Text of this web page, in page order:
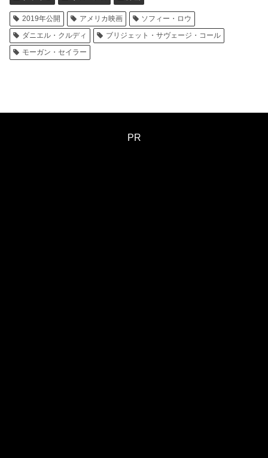
2019年公開 アメリカ映画
ソフィー・ロウ
ダニエル・クルディ
ブリジェット・サヴェージ・コール
モーガン・セイラー
PR